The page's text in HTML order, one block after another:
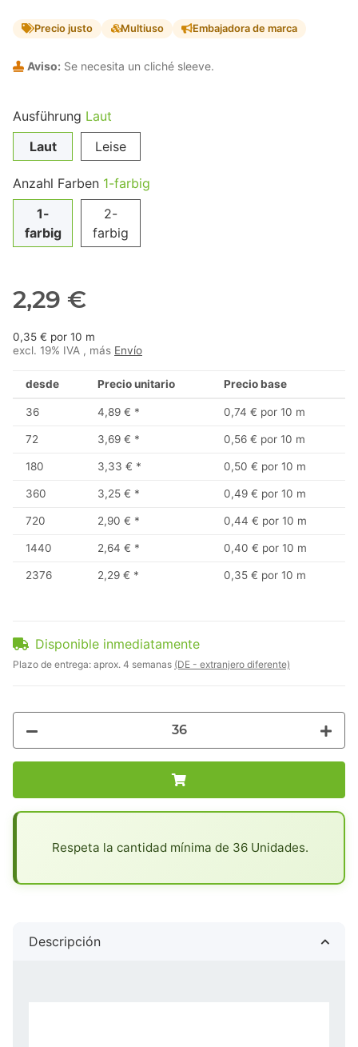
Precio justo Multiuso Embajadora de marca
Aviso: Se necesita un cliché sleeve.
Ausführung Laut
Laut
Leise
Anzahl Farben 1-farbig
1-
farbig
2-
farbig
2,29 €
0,35 € por 10 m
excl. 19% IVA , más Envío
desde Precio unitario Precio base
36 4,89 € * 0,74 € por 10 m
72 3,69 € * 0,56 € por 10 m
180 3,33 € * 0,50 € por 10 m
360 3,25 € * 0,49 € por 10 m
720 2,90 € * 0,44 € por 10 m
1440 2,64 € * 0,40 € por 10 m
2376 2,29 € * 0,35 € por 10 m
Disponible inmediatamente
Plazo de entrega: aprox. 4 semanas (DE - extranjero diferente)
Respeta la cantidad mínima de 36 Unidades.
Descripción